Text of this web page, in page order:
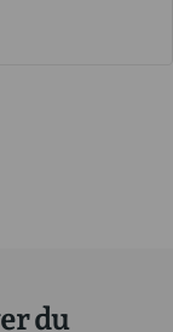
du